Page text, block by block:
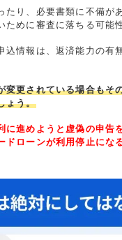
たり、必要書類に不備が
ために審査に落ちる可能
込情報は、返済能力の有
変更されている場合もそ
ょう。
に進めようと虚偽の申告
ドローンが利用停止にな